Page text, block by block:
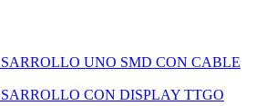
UNO SMD CON CABLE
CON DISPLAY TTGO